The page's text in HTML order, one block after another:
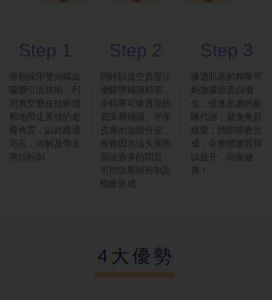
Step 1
療程採用雙向螺旋
吸啜引流技術，利
用真空磨皮技術溫
和地帶走累積的老
廢角質，以此疏通
毛孔，溶解及帶走
黑頭粉刺
Step 2
同時以真空負壓注
滲醫學補濕精華，
令精華可滲透至肌
底深層補濕，平衡
皮膚的油脂分泌，
改善因水油失衡而
面油過多的問題，
可預防黑頭粉刺及
暗瘡形成
Step 3
滲透肌底的精華可
刺激膠原蛋白增
生，促進肌膚的新
陳代謝，避免角質
積聚，預防暗瘡生
成，令整體膚質得
以提升，回復健
康！
4大優勢